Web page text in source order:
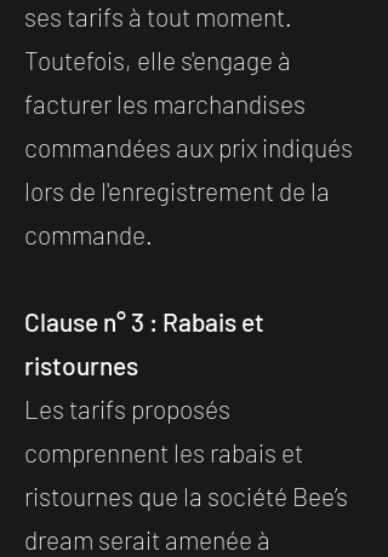
ses tarifs à tout moment.
Toutefois, elle s'engage à
facturer les marchandises
commandées aux prix indiqués
lors de l'enregistrement de la
commande.
Clause n° 3 : Rabais et
ristournes
Les tarifs proposés
comprennent les rabais et
ristournes que la société Bee’s
dream serait amenée à